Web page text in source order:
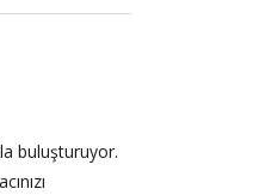
buluşturuyor.